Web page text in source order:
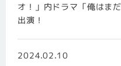
オ！」内ドラマ「俺はま
出演！
2024.02.10